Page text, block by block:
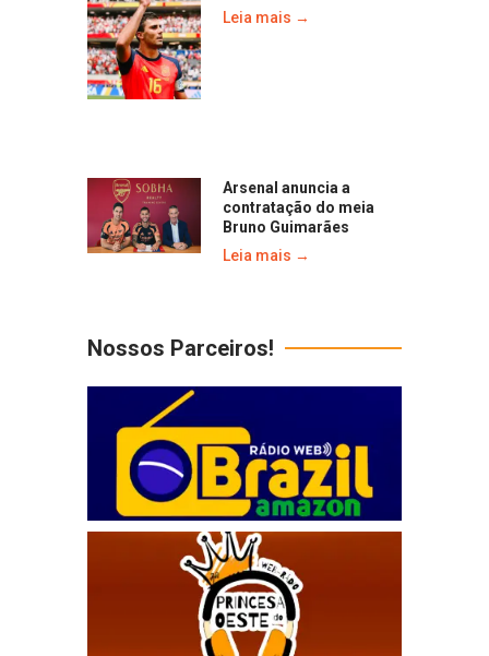
Leia mais →
Arsenal anuncia a
contratação do meia
Bruno Guimarães
Leia mais →
Nossos Parceiros!